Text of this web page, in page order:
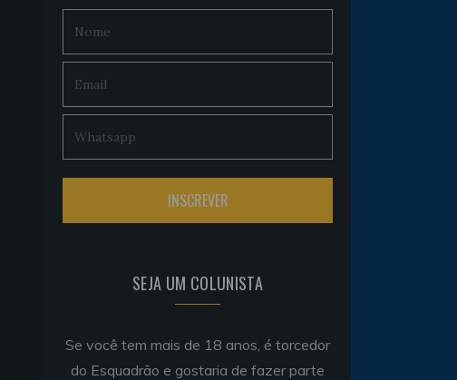
SEJA UM COLUNISTA
Se você tem mais de 18 anos, é torcedor
do Esquadrão e gostaria de fazer parte